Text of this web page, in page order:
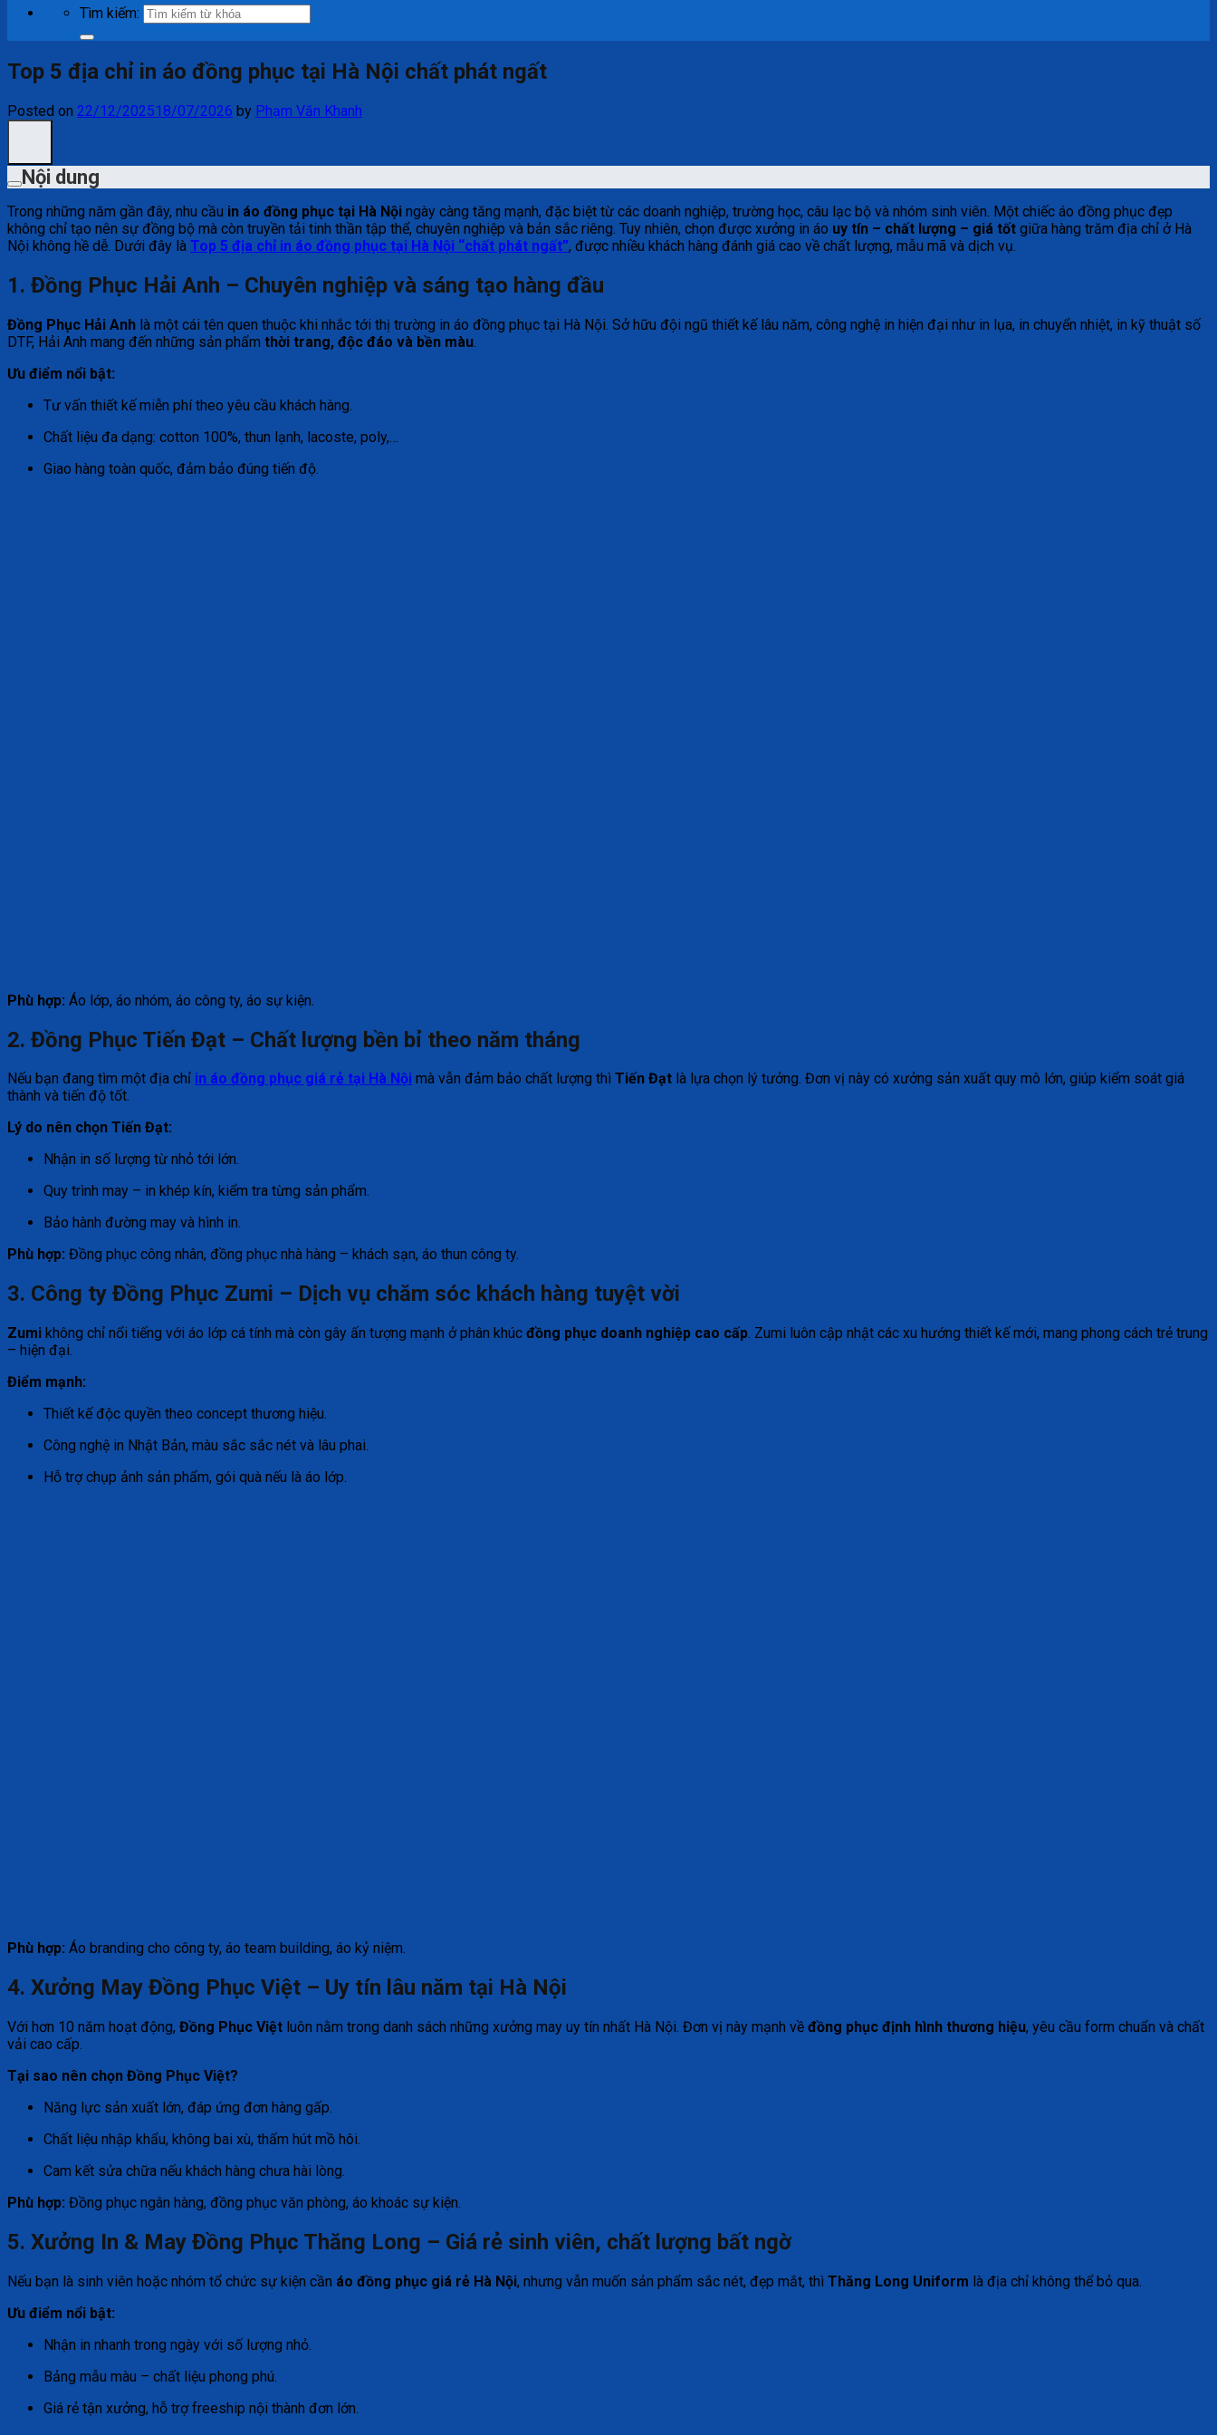
Tìm kiếm:
Top 5 địa chỉ in áo đồng phục tại Hà Nội chất phát ngất
Posted on 22/12/202518/07/2026 by Phạm Văn Khanh
Nội dung
Trong những năm gần đây, nhu cầu in áo đồng phục tại Hà Nội ngày càng tăng mạnh, đặc biệt từ các doanh nghiệp, trường học, câu lạc bộ và nhóm sinh viên. Một chiếc áo đồng phục đẹp
không chỉ tạo nên sự đồng bộ mà còn truyền tải tinh thần tập thể, chuyên nghiệp và bản sắc riêng. Tuy nhiên, chọn được xưởng in áo uy tín – chất lượng – giá tốt giữa hàng trăm địa chỉ ở Hà
Nội không hề dễ. Dưới đây là Top 5 địa chỉ in áo đồng phục tại Hà Nội “chất phát ngất”, được nhiều khách hàng đánh giá cao về chất lượng, mẫu mã và dịch vụ.
1. Đồng Phục Hải Anh – Chuyên nghiệp và sáng tạo hàng đầu
Đồng Phục Hải Anh là một cái tên quen thuộc khi nhắc tới thị trường in áo đồng phục tại Hà Nội. Sở hữu đội ngũ thiết kế lâu năm, công nghệ in hiện đại như in lụa, in chuyển nhiệt, in kỹ thuật số
DTF, Hải Anh mang đến những sản phẩm thời trang, độc đáo và bền màu
Ưu điểm nổi bật:
Tư vấn thiết kế miễn phí theo yêu cầu khách hàng.
Chất liệu đa dạng: cotton 100%, thun lạnh, lacoste, poly,…
Giao hàng toàn quốc, đảm bảo đúng tiến độ.
Phù hợp: Áo lớp, áo nhóm, áo công ty, áo sự kiện.
2. Đồng Phục Tiến Đạt – Chất lượng bền bỉ theo năm tháng
Nếu bạn đang tìm một địa chỉ in áo đồng phục giá rẻ tại Hà Nội mà vẫn đảm bảo chất lượng thì Tiến Đạt là lựa chọn lý tưởng. Đơn vị này có xưởng sản xuất quy mô lớn, giúp kiểm soát giá
thành và tiến độ tốt.
Lý do nên chọn Tiến Đạt:
Nhận in số lượng từ nhỏ tới lớn.
Quy trình may – in khép kín, kiểm tra từng sản phẩm.
Bảo hành đường may và hình in.
Phù hợp: Đồng phục công nhân, đồng phục nhà hàng – khách sạn, áo thun công ty.
3. Công ty Đồng Phục Zumi – Dịch vụ chăm sóc khách hàng tuyệt vời
Zumi không chỉ nổi tiếng với áo lớp cá tính mà còn gây ấn tượng mạnh ở phân khúc đồng phục doanh nghiệp cao cấp. Zumi luôn cập nhật các xu hướng thiết kế mới, mang phong cách trẻ trung
– hiện đại.
Điểm mạnh:
Thiết kế độc quyền theo concept thương hiệu.
Công nghệ in Nhật Bản, màu sắc sắc nét và lâu phai.
Hỗ trợ chụp ảnh sản phẩm, gói quà nếu là áo lớp.
Phù hợp: Áo branding cho công ty, áo team building, áo kỷ niệm.
4. Xưởng May Đồng Phục Việt – Uy tín lâu năm tại Hà Nội
Với hơn 10 năm hoạt động, Đồng Phục Việt luôn nằm trong danh sách những xưởng may uy tín nhất Hà Nội. Đơn vị này mạnh về đồng phục định hình thương hiệu, yêu cầu form chuẩn và chất
vải cao cấp.
Tại sao nên chọn Đồng Phục Việt?
Năng lực sản xuất lớn, đáp ứng đơn hàng gấp.
Chất liệu nhập khẩu, không bai xù, thấm hút mồ hôi.
Cam kết sửa chữa nếu khách hàng chưa hài lòng.
Phù hợp: Đồng phục ngân hàng, đồng phục văn phòng, áo khoác sự kiện.
5. Xưởng In & May Đồng Phục Thăng Long – Giá rẻ sinh viên, chất lượng bất ngờ
Nếu bạn là sinh viên hoặc nhóm tổ chức sự kiện cần áo đồng phục giá rẻ Hà Nội, nhưng vẫn muốn sản phẩm sắc nét, đẹp mắt, thì Thăng Long Uniform là địa chỉ không thể bỏ qua.
Ưu điểm nổi bật:
Nhận in nhanh trong ngày với số lượng nhỏ.
Bảng mẫu màu – chất liệu phong phú.
Giá rẻ tận xưởng, hỗ trợ freeship nội thành đơn lớn.